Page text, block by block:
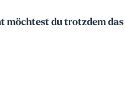
möchtest du trotzdem das